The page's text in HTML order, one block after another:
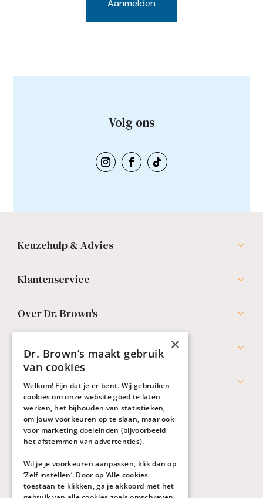
Volg ons
Keuzehulp & Advies
Klantenservice
Over Dr. Brown's
Professionals
Werken bij Dr. Brown's
×
Dr. Brown’s maakt gebruik
van cookies
Welkom! Fijn dat je er bent. Wij gebruiken
cookies om onze website goed te laten
werken, het bijhouden van statistieken,
om jouw voorkeuren op te slaan, maar ook
voor marketing doeleinden (bijvoorbeeld
het afstemmen van advertenties).
Wil je je voorkeuren aanpassen, klik dan op
‘Zelf instellen’. Door op ‘Alle cookies
toestaan te klikken, ga je akkoord met het